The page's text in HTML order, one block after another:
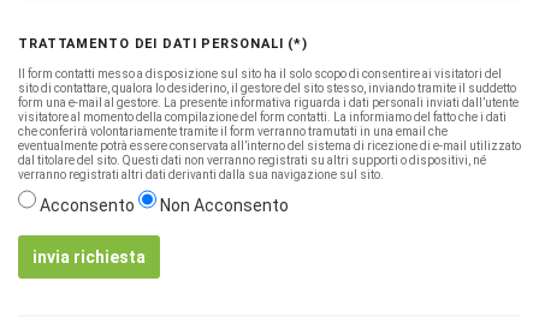
TRATTAMENTO DEI DATI PERSONALI (*)
Il form contatti messo a disposizione sul sito ha il solo scopo di consentire ai visitatori del
sito di contattare, qualora lo desiderino, il gestore del sito stesso, inviando tramite il suddetto
form una e-mail al gestore. La presente informativa riguarda i dati personali inviati dall’utente
visitatore al momento della compilazione del form contatti. La informiamo del fatto che i dati
che conferirà volontariamente tramite il form verranno tramutati in una email che
eventualmente potrà essere conservata all’interno del sistema di ricezione di e-mail utilizzato
dal titolare del sito. Questi dati non verranno registrati su altri supporti o dispositivi, né
verranno registrati altri dati derivanti dalla sua navigazione sul sito.
Acconsento Non Acconsento
invia richiesta